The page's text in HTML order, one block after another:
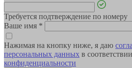
Требуется подтверждение по номеру
Ваше имя *
Нажимая на кнопку ниже, я даю
персональных данных в
конфиденциальности